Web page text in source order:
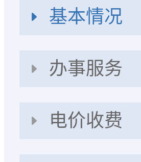
基本情况
办事服务
电价收费